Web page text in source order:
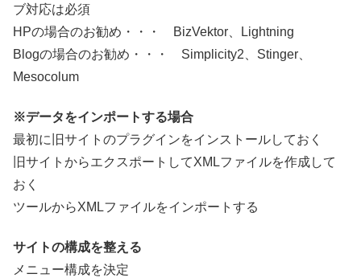
ブ対応は必須
HPの場合のお勧め・・・ BizVektor、Lightning
Blogの場合のお勧め・・・ Simplicity2、Stinger、
Mesocolum
※データをインポートする場合
最初に旧サイトのプラグインをインストールしておく
旧サイトからエクスポートしてXMLファイルを作成して
おく
ツールからXMLファイルをインポートする
サイトの構成を整える
メニュー構成を決定